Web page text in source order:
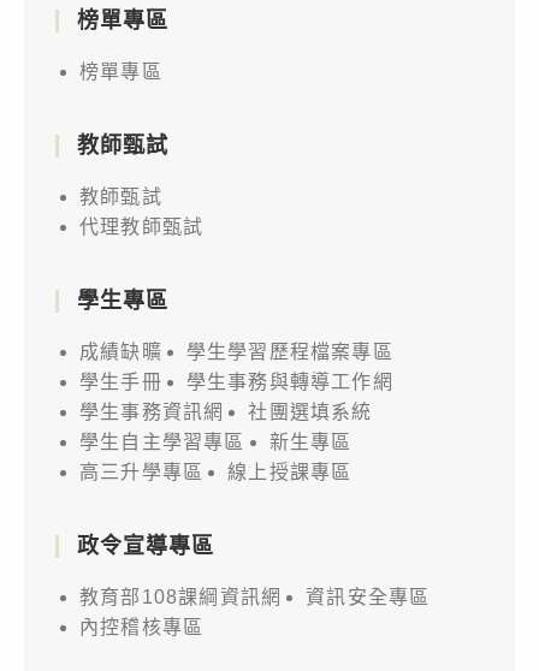
榜單專區
榜單專區
教師甄試
教師甄試
代理教師甄試
學生專區
成績缺曠
學生學習歷程檔案專區
學生手冊
學生事務與轉導工作網
學生事務資訊網
社團選填系統
學生自主學習專區
新生專區
高三升學專區
線上授課專區
政令宣導專區
教育部108課綱資訊網
資訊安全專區
內控稽核專區